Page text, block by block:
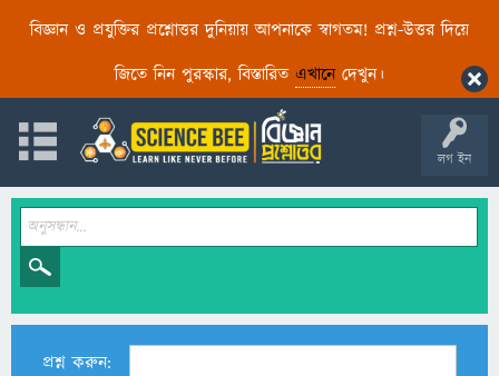
বিজ্ঞান ও প্রযুক্তির প্রশ্নোত্তর দুনিয়ায় আপনাকে স্বাগতম! প্রশ্ন-উত্তর দিয়ে
জিতে নিন পুরস্কার, বিস্তারিত এখানেদেখুন।
লগ ইন
প্রশ্ন করুন: